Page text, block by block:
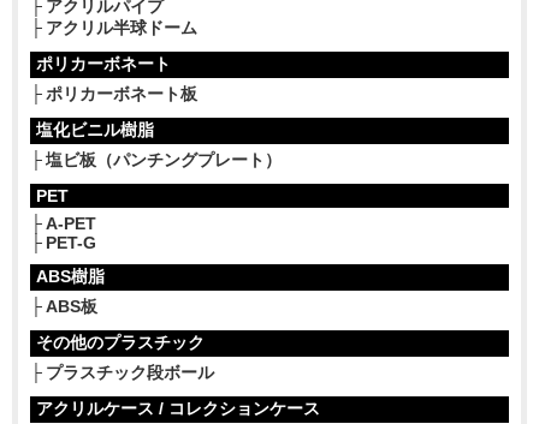
アクリルパイプ
アクリル半球ドーム
ポリカーボネート
ポリカーボネート板
塩化ビニル樹脂
塩ビ板（パンチングプレート）
PET
A-PET
PET-G
ABS樹脂
ABS板
その他のプラスチック
プラスチック段ボール
アクリルケース / コレクションケース